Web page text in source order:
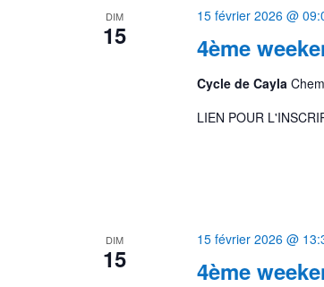
DIM
15 4ème
15 février 2026 @
Cycle de Cayla
LIEN POUR
DIM
15 4ème
15 février 2026 @